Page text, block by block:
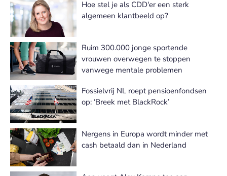
Hoe stel je als CDD'er een sterk
algemeen klantbeeld op?
Ruim 300.000 jonge sportende
vrouwen overwegen te stoppen
vanwege mentale problemen
Fossielvrij NL roept pensioenfondsen
op: ‘Breek met BlackRock’
Nergens in Europa wordt minder met
cash betaald dan in Nederland